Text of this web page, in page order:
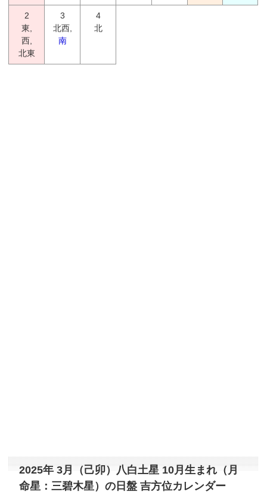
2
東,
西,
北東
3
北西,
南
4
北
2025年 3月（己卯）八白土星 10月生まれ（月
命星：三碧木星）の日盤 吉方位カレンダー